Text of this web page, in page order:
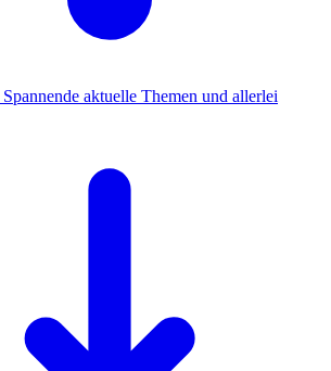
Spannende aktuelle Themen und allerlei